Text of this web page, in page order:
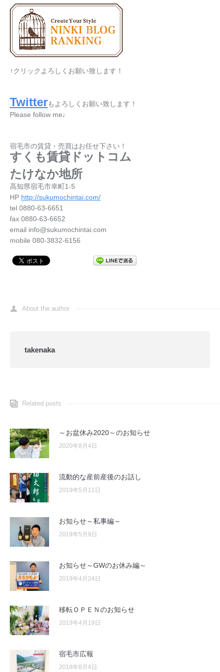
↑クリックよろしくお願い致します！
Twitterもよろしくお願い致します！
Please follow me♩
宿毛市の賃貸・売買はお任せ下さい！
すくも賃貸ドットコム
たけなか地所
高知県宿毛市幸町1-5
HP http://sukumochintai.com/
tel 0880-63-6651
fax 0880-63-6652
email info@sukumochintai.com
mobile 080-3832-6156
About the author
takenaka
Related posts
～お盆休み2020～のお知らせ
2020年8月4日
流動的な産前産後のお話し
2019年5月11日
お知らせ～私事編～
2019年5月9日
お知らせ～GWのお休み編～
2019年4月24日
移転ＯＰＥＮのお知らせ
2019年4月19日
宿毛市広報
2018年8月4日